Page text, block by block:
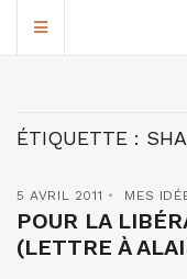
ÉTIQUETTE :
5 AVRIL 2011 MES
POUR LA
(LETTRE À